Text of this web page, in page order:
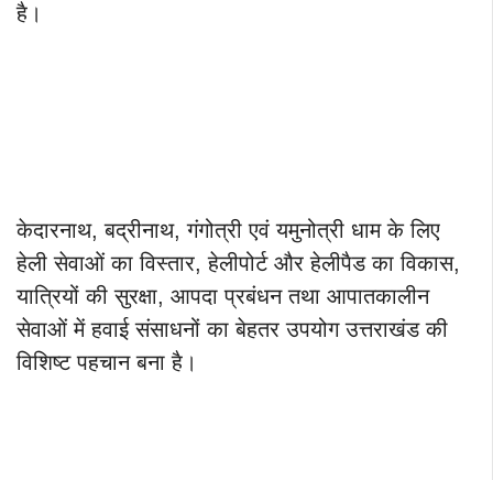
है।
केदारनाथ, बद्रीनाथ, गंगोत्री एवं यमुनोत्री धाम के लिए
हेली सेवाओं का विस्तार, हेलीपोर्ट और हेलीपैड का विकास,
यात्रियों की सुरक्षा, आपदा प्रबंधन तथा आपातकालीन
सेवाओं में हवाई संसाधनों का बेहतर उपयोग उत्तराखंड की
विशिष्ट पहचान बना है।